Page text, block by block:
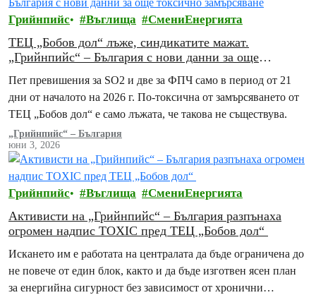
Грийнпийс Въглища СмениЕнергията
ТЕЦ „Бобов дол“ лъже, синдикатите мажат.
„Грийнпийс“ – България с нови данни за още
Пет превишения за SO2 и две за ФПЧ само в период от 21
дни от началото на 2026 г. По-токсична от замърсяването от
ТЕЦ „Бобов дол“ е само лъжата, че такова не съществува.
„Грийнпийс“ – България
юни 3, 2026
Грийнпийс Въглища СмениЕнергията
Активисти на „Грийнпийс“ – България разпънаха
огромен надпис TOXIC пред ТЕЦ „Бобов дол“
Искането им е работата на централата да бъде ограничена до
не повече от един блок, както и да бъде изготвен ясен план
за енергийна сигурност без зависимост от хронични